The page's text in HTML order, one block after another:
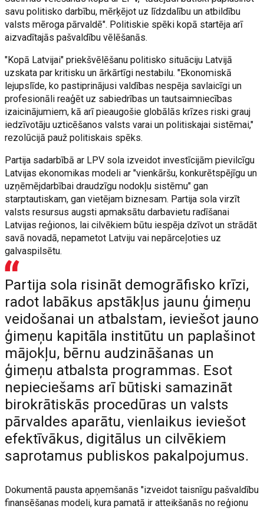
savu politisko darbību, mērķējot uz līdzdalību un atbildību
valsts mēroga pārvaldē". Politiskie spēki kopā startēja arī
aizvadītajās pašvaldību vēlēšanās.
"Kopā Latvijai" priekšvēlēšanu politisko situāciju Latvijā
uzskata par kritisku un ārkārtīgi nestabilu. "Ekonomiskā
lejupslīde, ko pastiprinājusi valdības nespēja savlaicīgi un
profesionāli reaģēt uz sabiedrības un tautsaimniecības
izaicinājumiem, kā arī pieaugošie globālās krīzes riski grauj
iedzīvotāju uzticēšanos valsts varai un politiskajai sistēmai,"
rezolūcijā pauž politiskais spēks.
Partija sadarbībā ar LPV sola izveidot investīcijām pievilcīgu
Latvijas ekonomikas modeli ar "vienkāršu, konkurētspējīgu un
uzņēmējdarbībai draudzīgu nodokļu sistēmu" gan
starptautiskam, gan vietējam biznesam. Partija sola virzīt
valsts resursus augsti apmaksātu darbavietu radīšanai
Latvijas reģionos, lai cilvēkiem būtu iespēja dzīvot un strādāt
savā novadā, nepametot Latviju vai nepārceļoties uz
galvaspilsētu.
Partija sola risināt demogrāfisko krīzi,
radot labākus apstākļus jaunu ģimeņu
veidošanai un atbalstam, ieviešot jauno
ģimeņu kapitāla institūtu un paplašinot
mājokļu, bērnu audzināšanas un
ģimeņu atbalsta programmas. Esot
nepieciešams arī būtiski samazināt
birokrātiskās procedūras un valsts
pārvaldes aparātu, vienlaikus ieviešot
efektīvākus, digitālus un cilvēkiem
saprotamus publiskos pakalpojumus.
Dokumentā pausta apņemšanās "izveidot taisnīgu pašvaldību
finansēšanas modeli, kura pamatā ir atteikšanās no reģionu